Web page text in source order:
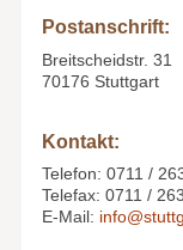
Postanschrift:
Breitscheidstr. 31
70176 Stuttgart
Kontakt:
Telefon: 0711 /
Telefax: 0711 /
E-Mail: